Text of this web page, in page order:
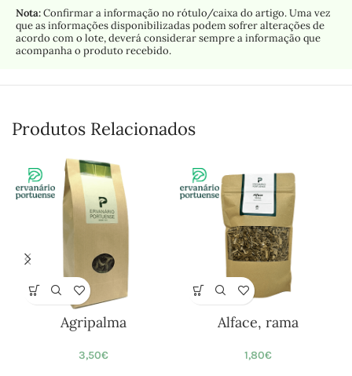
Nota:Confirmar a informação no rótulo/caixa do artigo. Uma vez
que as informações disponibilizadas podem sofrer alterações de
acordo com o lote, deverá considerar sempre a informação que
acompanha o produto recebido.
Produtos Relacionados
Agripalma
3,50€
Alface, rama
1,80€